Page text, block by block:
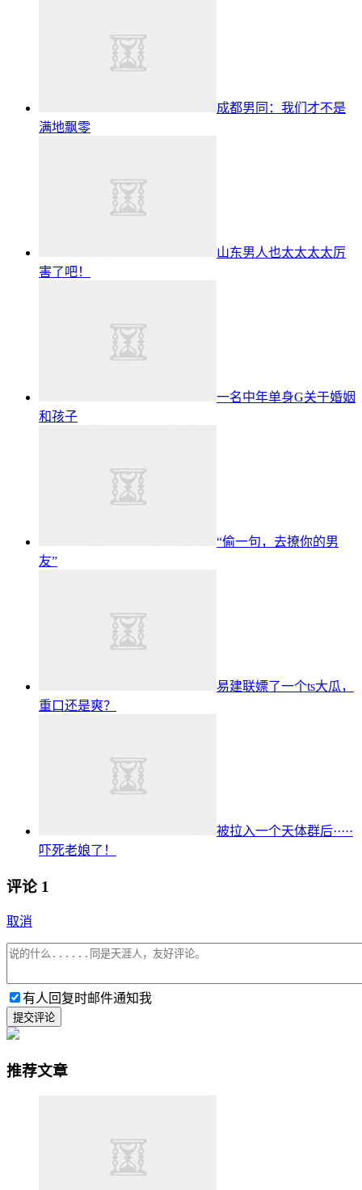
成都男同：我们才不是
满地飘零
山东男人也太太太太厉
害了吧！
一名中年单身G关于婚姻
和孩子
“偷一句，去撩你的男
友”
易建联嫖了一个ts大瓜，
重口还是爽？
被拉入一个天体群后·····
吓死老娘了！
评论 1
取消
有人回复时邮件通知我
提交评论
推荐文章